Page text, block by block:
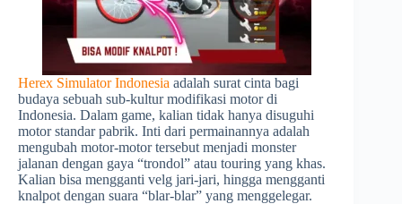
Herex Simulator Indonesia adalah surat cinta bagi
budaya sebuah sub-kultur modifikasi motor di
Indonesia. Dalam game, kalian tidak hanya disuguhi
motor standar pabrik. Inti dari permainannya adalah
mengubah motor-motor tersebut menjadi monster
jalanan dengan gaya “trondol” atau touring yang khas.
Kalian bisa mengganti velg jari-jari, hingga mengganti
knalpot dengan suara “blar-blar” yang menggelegar.